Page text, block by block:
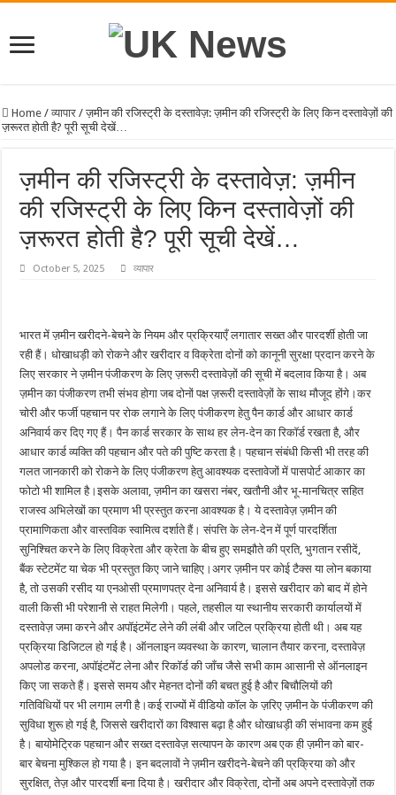
Home / व्यापार / ज़मीन की रजिस्ट्री के दस्तावेज़: ज़मीन की रजिस्ट्री के लिए किन दस्तावेज़ों की
ज़रूरत होती है? पूरी सूची देखें…
ज़मीन की रजिस्ट्री के दस्तावेज़: ज़मीन
की रजिस्ट्री के लिए किन दस्तावेज़ों की
ज़रूरत होती है? पूरी सूची देखें…
October 5, 2025 व्यापार
भारत में ज़मीन खरीदने-बेचने के नियम और प्रक्रियाएँ लगातार सख्त और पारदर्शी होती जा
रही हैं। धोखाधड़ी को रोकने और खरीदार व विक्रेता दोनों को कानूनी सुरक्षा प्रदान करने के
लिए सरकार ने ज़मीन पंजीकरण के लिए ज़रूरी दस्तावेज़ों की सूची में बदलाव किया है। अब
ज़मीन का पंजीकरण तभी संभव होगा जब दोनों पक्ष ज़रूरी दस्तावेज़ों के साथ मौजूद होंगे।कर
चोरी और फर्जी पहचान पर रोक लगाने के लिए पंजीकरण हेतु पैन कार्ड और आधार कार्ड
अनिवार्य कर दिए गए हैं। पैन कार्ड सरकार के साथ हर लेन-देन का रिकॉर्ड रखता है, और
आधार कार्ड व्यक्ति की पहचान और पते की पुष्टि करता है। पहचान संबंधी किसी भी तरह की
गलत जानकारी को रोकने के लिए पंजीकरण हेतु आवश्यक दस्तावेजों में पासपोर्ट आकार का
फोटो भी शामिल है।इसके अलावा, ज़मीन का खसरा नंबर, खतौनी और भू-मानचित्र सहित
राजस्व अभिलेखों का प्रमाण भी प्रस्तुत करना आवश्यक है। ये दस्तावेज़ ज़मीन की
प्रामाणिकता और वास्तविक स्वामित्व दर्शाते हैं। संपत्ति के लेन-देन में पूर्ण पारदर्शिता
सुनिश्चित करने के लिए विक्रेता और क्रेता के बीच हुए समझौते की प्रति, भुगतान रसीदें,
बैंक स्टेटमेंट या चेक भी प्रस्तुत किए जाने चाहिए।अगर ज़मीन पर कोई टैक्स या लोन बकाया
है, तो उसकी रसीद या एनओसी प्रमाणपत्र देना अनिवार्य है। इससे खरीदार को बाद में होने
वाली किसी भी परेशानी से राहत मिलेगी। पहले, तहसील या स्थानीय सरकारी कार्यालयों में
दस्तावेज़ जमा करने और अपॉइंटमेंट लेने की लंबी और जटिल प्रक्रिया होती थी। अब यह
प्रक्रिया डिजिटल हो गई है। ऑनलाइन व्यवस्था के कारण, चालान तैयार करना, दस्तावेज़
अपलोड करना, अपॉइंटमेंट लेना और रिकॉर्ड की जाँच जैसे सभी काम आसानी से ऑनलाइन
किए जा सकते हैं। इससे समय और मेहनत दोनों की बचत हुई है और बिचौलियों की
गतिविधियों पर भी लगाम लगी है।कई राज्यों में वीडियो कॉल के ज़रिए ज़मीन के पंजीकरण की
सुविधा शुरू हो गई है, जिससे खरीदारों का विश्वास बढ़ा है और धोखाधड़ी की संभावना कम हुई
है। बायोमेट्रिक पहचान और सख्त दस्तावेज़ सत्यापन के कारण अब एक ही ज़मीन को बार-
बार बेचना मुश्किल हो गया है। इन बदलावों ने ज़मीन खरीदने-बेचने की प्रक्रिया को और
सुरक्षित, तेज़ और पारदर्शी बना दिया है। खरीदार और विक्रेता, दोनों अब अपने दस्तावेज़ों तक